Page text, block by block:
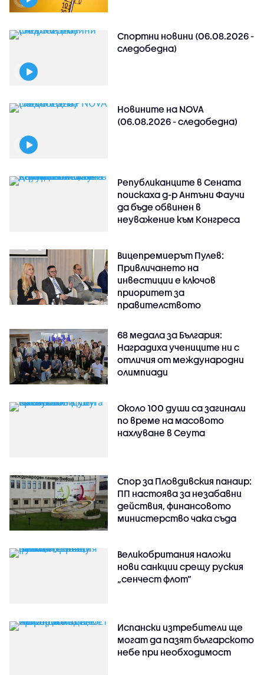
Спортни новини (06.08.2026 -
следобедна)
Новините на NOVA
(06.08.2026 - следобедна)
Републиканците в Сената
поискаха д-р Антъни Фаучи
да бъде обвинен в
неуважение към Конгреса
Вицепремиерът Пулев:
Привличането на
инвестиции е ключов
приоритет за
правителството
68 медала за България:
Наградиха учениците ни с
отличия от международни
олимпиади
Около 100 души са загинали
по време на масовото
нахлуване в Сеута
Спор за Пловдивския панаир:
ПП настоява за незабавни
действия, финансовото
министерство чака съда
Великобритания наложи
нови санкции срещу руския
„сенчест флот“
Испански изтребители ще
могат да пазят българското
небе при необходимост